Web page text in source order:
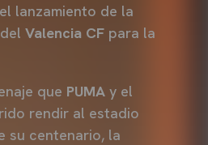
lanzamiento de la
Valencia CF para la
que PUMA y el
rendir al estadio
su centenario, la